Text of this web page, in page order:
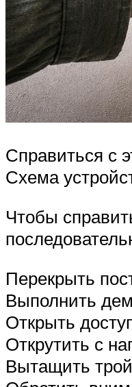
Справиться с
Схема
Чтобы
Перекрыть
Выполнить
Открыть
Открутить с
Вытащить